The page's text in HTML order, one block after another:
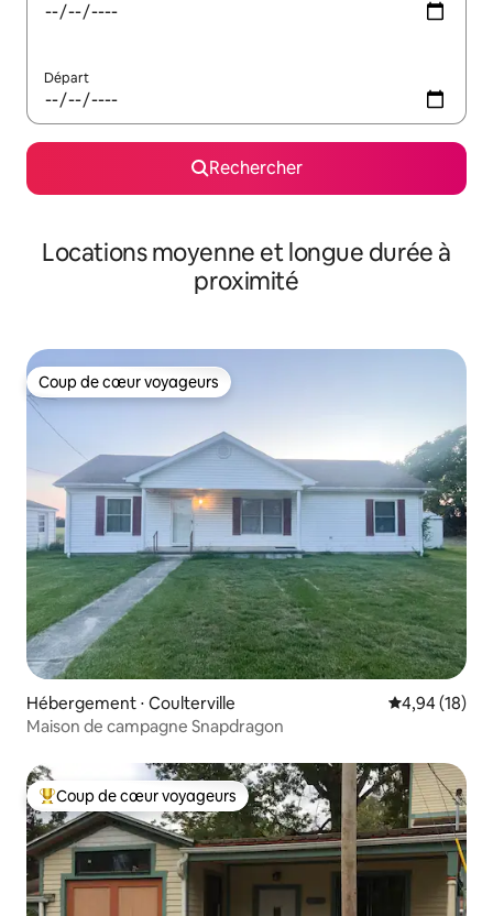
Départ
Rechercher
Locations moyenne et longue durée à
proximité
Coup de cœur voyageurs
Coup de cœur voyageurs
Hébergement ⋅ Coulterville Évaluation
4,94 (18)
Maison de campagne Snapdragon
Coups de cœur voyageurs les plus appréciés
Coup de cœur voyageurs